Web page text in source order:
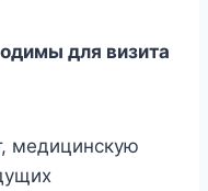
для визита
медицинскую